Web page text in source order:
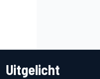
Uitgelicht